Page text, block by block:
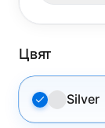
Цвят
Silver